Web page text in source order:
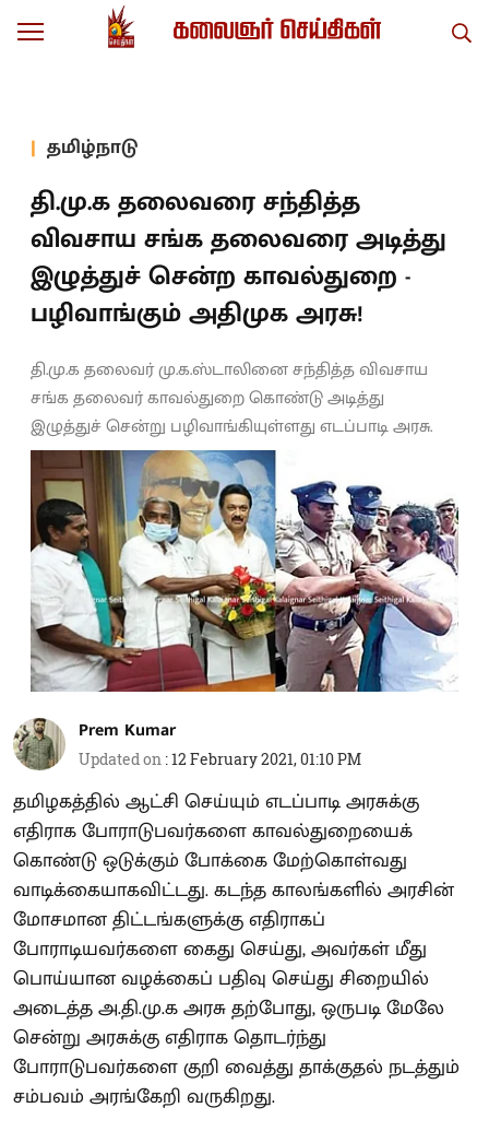
தமிழ்நாடு
தி.மு.க தலைவரை சந்தித்த
விவசாய சங்க தலைவரை அடித்து
இழுத்துச் சென்ற காவல்துறை -
பழிவாங்கும் அதிமுக அரசு!
தி.மு.க தலைவர் மு.க.ஸ்டாலினை சந்தித்த விவசாய
சங்க தலைவர் காவல்துறை கொண்டு அடித்து
இழுத்துச் சென்று பழிவாங்கியுள்ளது எடப்பாடி அரசு.
Prem Kumar
Updated on :12 February 2021, 01:10 PM
தமிழகத்தில் ஆட்சி செய்யும் எடப்பாடி அரசுக்கு
எதிராக போராடுபவர்களை காவல்துறையைக்
கொண்டு ஒடுக்கும் போக்கை மேற்கொள்வது
வாடிக்கையாகவிட்டது. கடந்த காலங்களில் அரசின்
மோசமான திட்டங்களுக்கு எதிராகப்
போராடியவர்களை கைது செய்து, அவர்கள் மீது
பொய்யான வழக்கைப் பதிவு செய்து சிறையில்
அடைத்த அ.தி.மு.க அரசு தற்போது, ஒருபடி மேலே
சென்று அரசுக்கு எதிராக தொடர்ந்து
போராடுபவர்களை குறி வைத்து தாக்குதல் நடத்தும்
சம்பவம் அரங்கேறி வருகிறது.